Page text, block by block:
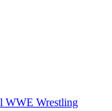
WWE Wrestling